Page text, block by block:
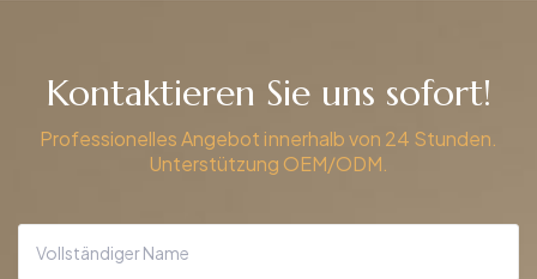
Kontaktieren Sie uns sofort!
Professionelles Angebot innerhalb von 24 Stunden.
Unterstützung OEM/ODM.